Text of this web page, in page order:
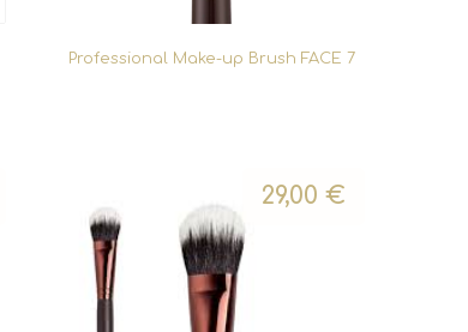
Professional Make-up Brush FACE 7
29,00€